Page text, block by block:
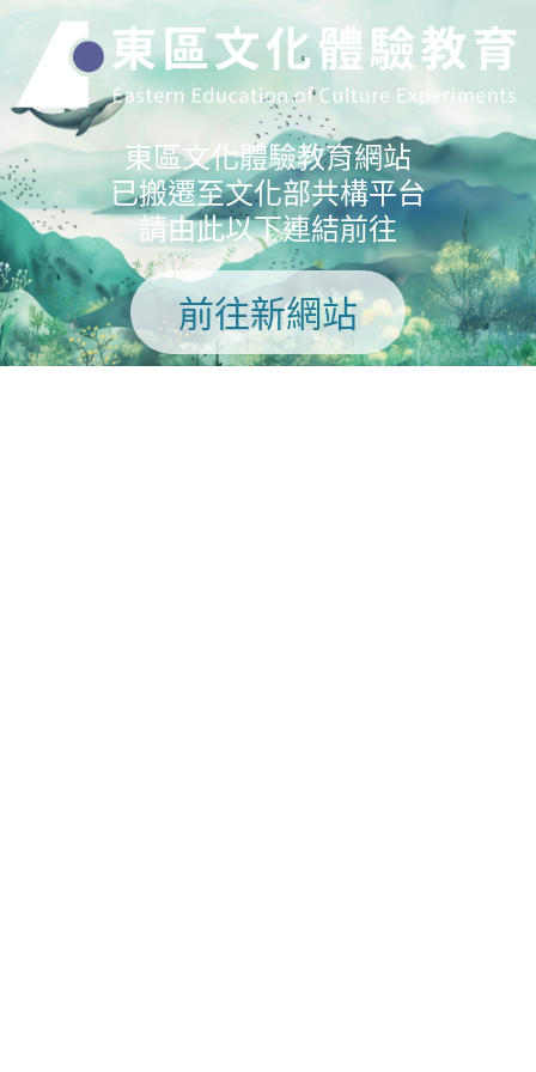
東區文化體驗教育網站
已搬遷至文化部共構平台
請由此以下連結前往
前往新網站